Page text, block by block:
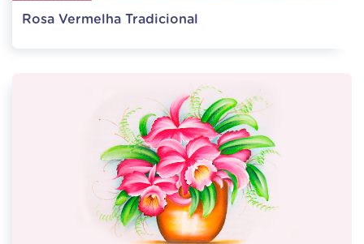
Rosa Vermelha Tradicional